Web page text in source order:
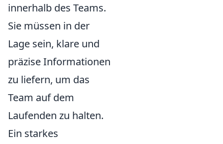
innerhalb des Teams.
Sie müssen in der
Lage sein, klare und
präzise Informationen
zu liefern, um das
Team auf dem
Laufenden zu halten.
Ein starkes